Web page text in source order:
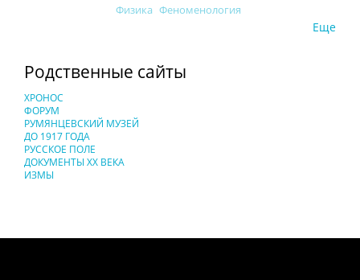
Физика Феноменология
Еще
Родственные сайты
ХРОНОС
ФОРУМ
РУМЯНЦЕВСКИЙ МУЗЕЙ
ДО 1917 ГОДА
РУССКОЕ ПОЛЕ
ДОКУМЕНТЫ XX ВЕКА
ИЗМЫ